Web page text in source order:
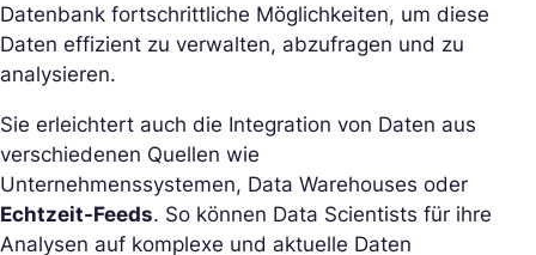
Datenbank fortschrittliche Möglichkeiten, um diese
Daten effizient zu verwalten, abzufragen und zu
analysieren.
Sie erleichtert auch die Integration von Daten aus
verschiedenen Quellen wie
Unternehmenssystemen, Data Warehouses oder
Echtzeit-Feeds. So können Data Scientists für ihre
Analysen auf komplexe und aktuelle Daten